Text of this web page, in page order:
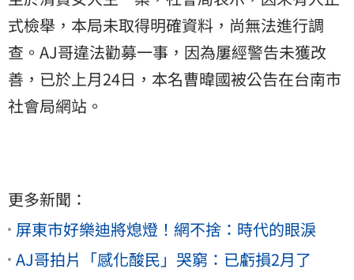
式檢舉，本局未取得明確資料，尚無法進行調
查。AJ哥違法勸募一事，因為屢經警告未獲改
善，已於上月24日，本名曹暐國被公告在台南市
社會局網站。
更多新聞：
屏東市好樂迪將熄燈！網不捨：時代的眼淚
AJ哥拍片「感化酸民」哭窮：已虧損2月了